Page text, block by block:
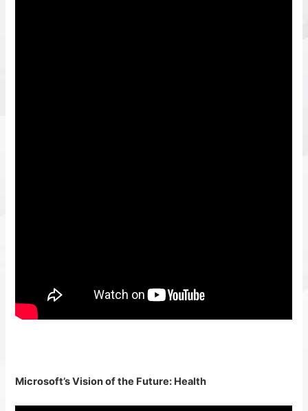
Microsoft’s Vision of the Future: Health